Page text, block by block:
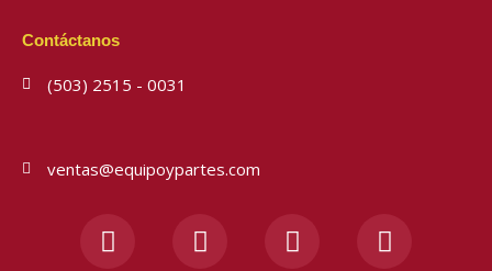
Contáctanos
(503) 2515 - 0031
ventas@equipoypartes.com
a n o h